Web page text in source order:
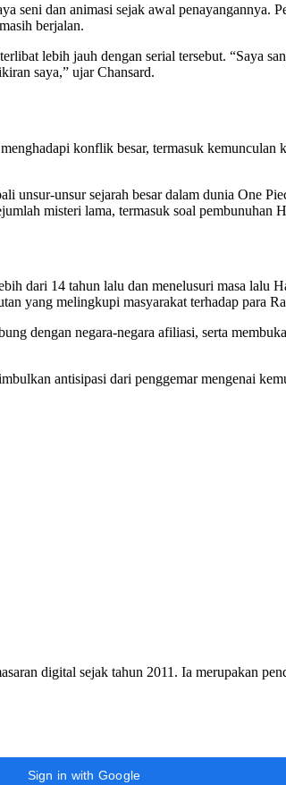
seni dan animasi sejak awal penayangannya.
berjalan.
lebih jauh dengan serial tersebut. “Saya
saya,” ujar Chansard.
konflik besar, termasuk kemunculan
unsur-unsur sejarah besar dalam dunia One
misteri lama, termasuk soal pembunuhan
dari 14 tahun lalu dan menelusuri masa lalu
yang melingkupi masyarakat terhadap para
dengan negara-negara afiliasi, serta
antisipasi dari penggemar mengenai
digital sejak tahun 2011. Ia merupakan
Sign in with Google